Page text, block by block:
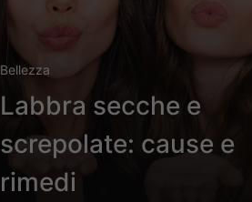
Bellezza
Labbra secche e
screpolate: cause e
rimedi